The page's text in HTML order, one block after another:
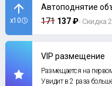
x10
Автоподнятие
171 137 ₽- Скидка
VIP размещение
Размещается на
Увидит в 2 раза